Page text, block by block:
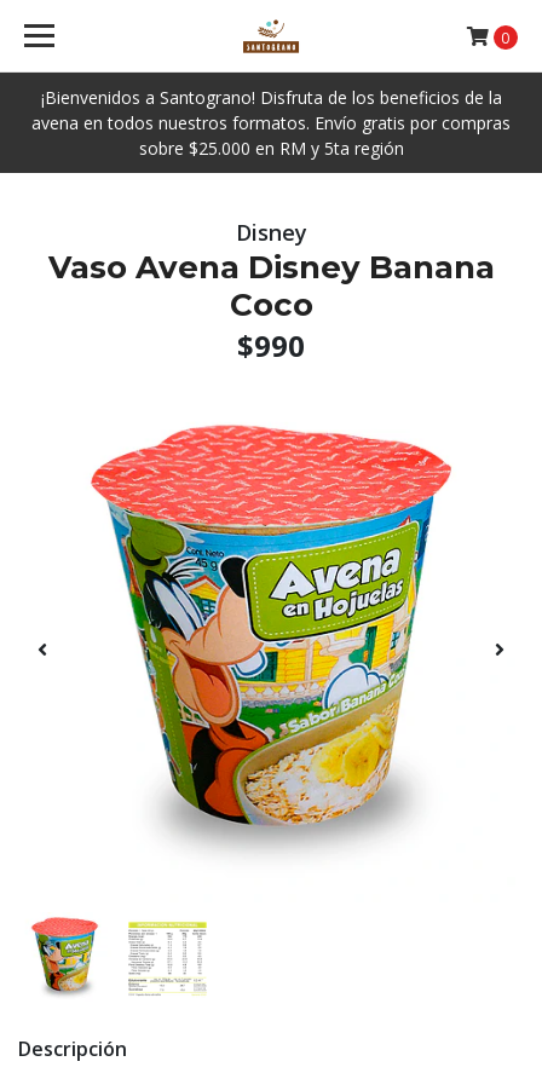
¡Bienvenidos a Santograno! Disfruta de los beneficios de la
avena en todos nuestros formatos. Envío gratis por compras
sobre $25.000 en RM y 5ta región
0
Disney
Vaso Avena Disney Banana
Coco
$990
Descripción